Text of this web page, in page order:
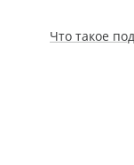
Что такое